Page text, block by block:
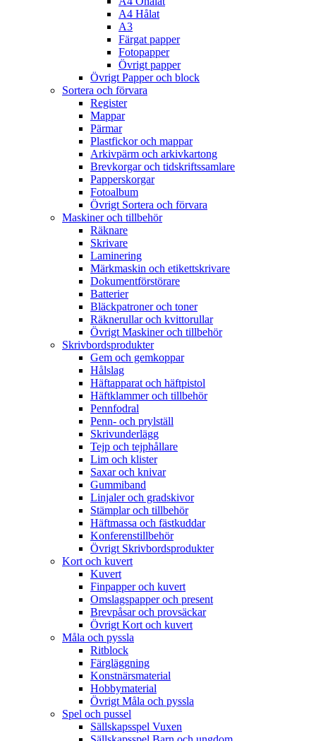
A4 Hålat
A3
Färgat papper
Fotopapper
Övrigt papper
Övrigt Papper och block
Sortera och förvara
Register
Mappar
Pärmar
Plastfickor och mappar
Arkivpärm och arkivkartong
Brevkorgar och tidskriftssamlare
Papperskorgar
Fotoalbum
Övrigt Sortera och förvara
Maskiner och tillbehör
Räknare
Skrivare
Laminering
Märkmaskin och etikettskrivare
Dokumentförstörare
Batterier
Bläckpatroner och toner
Räknerullar och kvittorullar
Övrigt Maskiner och tillbehör
Skrivbordsprodukter
Gem och gemkoppar
Hålslag
Häftapparat och häftpistol
Häftklammer och tillbehör
Pennfodral
Penn- och prylställ
Skrivunderlägg
Tejp och tejphållare
Lim och klister
Saxar och knivar
Gummiband
Linjaler och gradskivor
Stämplar och tillbehör
Häftmassa och fästkuddar
Konferenstillbehör
Övrigt Skrivbordsprodukter
Kort och kuvert
Kuvert
Finpapper och kuvert
Omslagspapper och present
Brevpåsar och provsäckar
Övrigt Kort och kuvert
Måla och pyssla
Ritblock
Färgläggning
Konstnärsmaterial
Hobbymaterial
Övrigt Måla och pyssla
Spel och pussel
Sällskapsspel Vuxen